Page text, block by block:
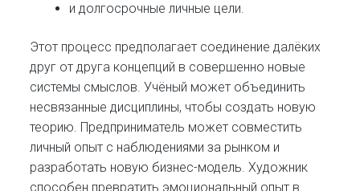
и долгосрочные личные цели.
Этот процесс предполагает соединение далёких
друг от друга концепций в совершенно новые
системы смыслов. Учёный может объединить
несвязанные дисциплины, чтобы создать новую
теорию. Предприниматель может совместить
личный опыт с наблюдениями за рынком и
разработать новую бизнес-модель. Художник
способен превратить эмоциональный опыт в